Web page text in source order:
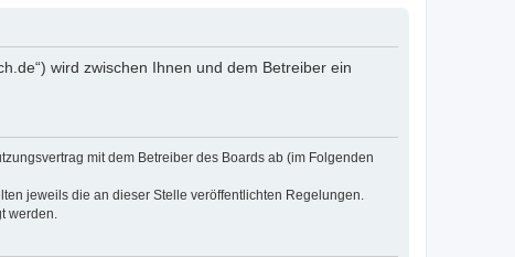
wird zwischen Ihnen und dem Betreiber ein
mit dem Betreiber des Boards ab (im Folgenden
jeweils die an dieser Stelle veröffentlichten Regelungen.
werden.